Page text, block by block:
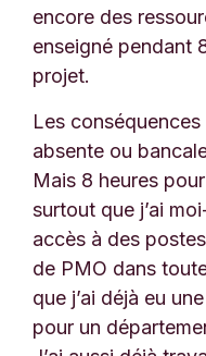
encore des
enseigné pendant
projet.
Les
absente ou
Mais 8 heures
surtout que j’ai
accès à des
de PMO dans
que j’ai déjà eu
pour un